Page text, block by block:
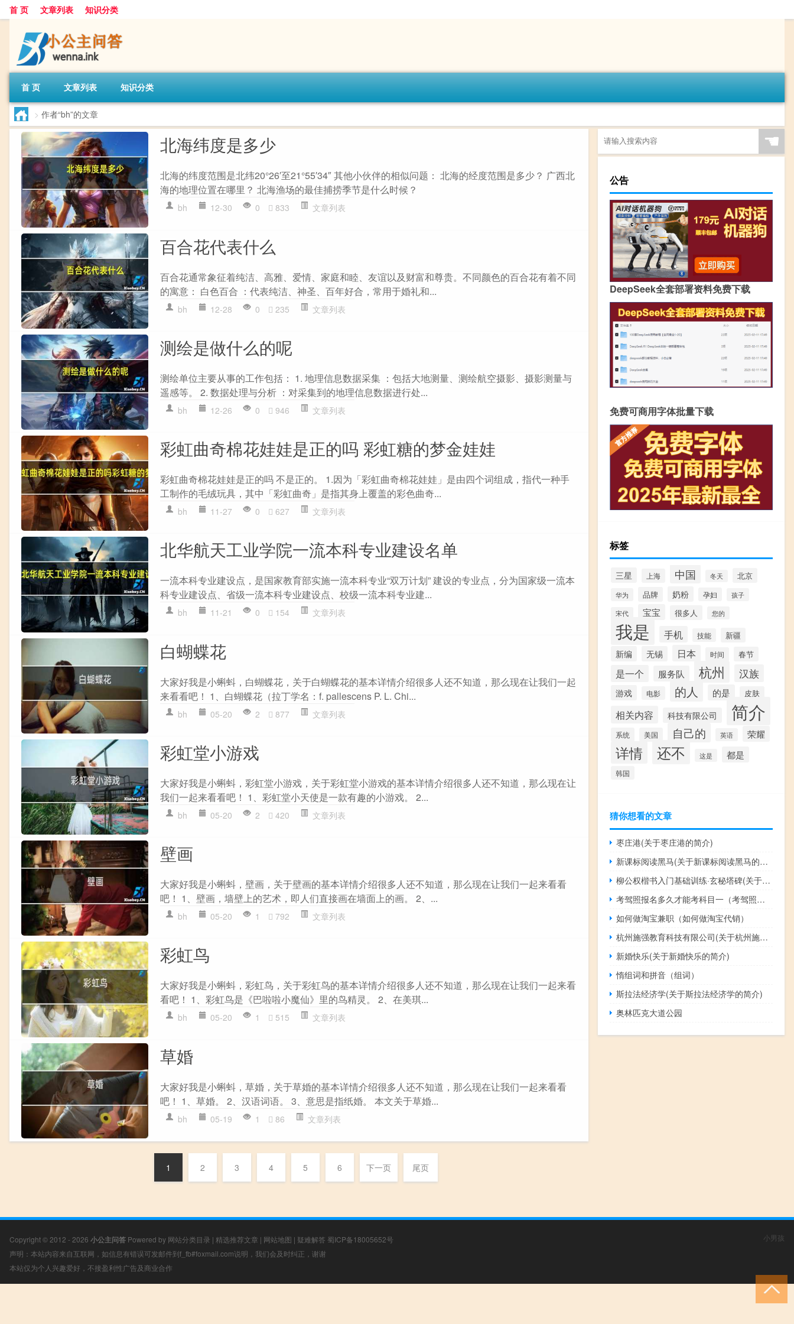
首 页 文章列表 知识分类
首 页 文章列表 知识分类
> 作者“bh”的文章
北海纬度是多少
北海的纬度范围是北纬20°26′至21°55′34″ 其他小伙伴的相似问题： 北海的经度范围是多少？ 广西北
海的地理位置在哪里？ 北海渔场的最佳捕捞季节是什么时候？
bh 12-30 0 833 文章列表
百合花代表什么
百合花通常象征着纯洁、高雅、爱情、家庭和睦、友谊以及财富和尊贵。不同颜色的百合花有着不同
的寓意： 白色百合 ：代表纯洁、神圣、百年好合，常用于婚礼和...
bh 12-28 0 235 文章列表
测绘是做什么的呢
测绘单位主要从事的工作包括： 1. 地理信息数据采集 ：包括大地测量、测绘航空摄影、摄影测量与
遥感等。 2. 数据处理与分析 ：对采集到的地理信息数据进行处...
bh 12-26 0 946 文章列表
彩虹曲奇棉花娃娃是正的吗 彩虹糖的梦金娃娃
彩虹曲奇棉花娃娃是正的吗 不是正的。 1.因为「彩虹曲奇棉花娃娃」是由四个词组成，指代一种手
工制作的毛绒玩具，其中「彩虹曲奇」是指其身上覆盖的彩色曲奇...
bh 11-27 0 627 文章列表
北华航天工业学院一流本科专业建设名单
一流本科专业建设点，是国家教育部实施一流本科专业“双万计划” 建设的专业点，分为国家级一流本
科专业建设点、省级一流本科专业建设点、校级一流本科专业建...
bh 11-21 0 154 文章列表
白蝴蝶花
大家好我是小蝌蚪，白蝴蝶花，关于白蝴蝶花的基本详情介绍很多人还不知道，那么现在让我们一起
来看看吧！ 1、白蝴蝶花（拉丁学名：f. pallescens P. L. Chi...
bh 05-20 2 877 文章列表
彩虹堂小游戏
大家好我是小蝌蚪，彩虹堂小游戏，关于彩虹堂小游戏的基本详情介绍很多人还不知道，那么现在让
我们一起来看看吧！ 1、彩虹堂小天使是一款有趣的小游戏。 2...
bh 05-20 2 420 文章列表
壁画
大家好我是小蝌蚪，壁画，关于壁画的基本详情介绍很多人还不知道，那么现在让我们一起来看看
吧！ 1、壁画，墙壁上的艺术，即人们直接画在墙面上的画。 2、...
bh 05-20 1 792 文章列表
彩虹鸟
大家好我是小蝌蚪，彩虹鸟，关于彩虹鸟的基本详情介绍很多人还不知道，那么现在让我们一起来看
看吧！ 1、彩虹鸟是《巴啦啦小魔仙》里的鸟精灵。 2、在美琪...
bh 05-20 1 515 文章列表
草婚
大家好我是小蝌蚪，草婚，关于草婚的基本详情介绍很多人还不知道，那么现在让我们一起来看看
吧！ 1、草婚。 2、汉语词语。 3、意思是指纸婚。 本文关于草婚...
bh 05-19 1 86 文章列表
1 2 3 4 5 6 下一页 尾页
☚
公告
DeepSeek全套部署资料免费下载
免费可商用字体批量下载
标签
三星 上海 中国 冬天 北京
华为 品牌 奶粉 孕妇 孩子
宋代 宝宝 很多人 您的
我是 手机 技能 新疆
新编 无锡 日本 时间 春节
是一个 服务队 杭州 汉族
游戏 电影 的人 的是 皮肤
相关内容 科技有限公司 简介
系统 美国 自己的 英语 荣耀
详情 还不 这是 都是
韩国
猜你想看的文章
枣庄港(关于枣庄港的简介)
新课标阅读黑马(关于新课标阅读黑马的简介)
柳公权楷书入门基础训练·玄秘塔碑(关于柳公权楷书入门基础训练·玄秘塔碑的简介)
考驾照报名多久才能考科目一（考驾照报名多久可以考科目一）
如何做淘宝兼职（如何做淘宝代销）
杭州施强教育科技有限公司(关于杭州施强教育科技有限公司的简介)
新婚快乐(关于新婚快乐的简介)
惰组词和拼音（组词）
斯拉法经济学(关于斯拉法经济学的简介)
奥林匹克大道公园
Copyright © 2012 - 2026 小公主问答 Powered by 网站分类目录 | 精选推荐文章 | 网站地图 | 疑难解答 蜀ICP备18005652号
声明：本站内容来自互联网，如信息有错误可发邮件到f_fb#foxmail.com说明，我们会及时纠正，谢谢
本站仅为个人兴趣爱好，不接盈利性广告及商业合作
小男孩